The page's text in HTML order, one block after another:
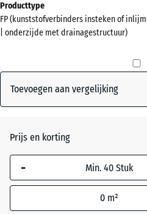
kleuren?
Kleurenpalet
(active)
Donkergrijs
graniet
- € 0,40
Producttype
FP (kunststofverbinders insteken of
| onderzijde met drainagestructuur)
Toevoegen aan vergelijking
Prijs en korting
-
0 m²